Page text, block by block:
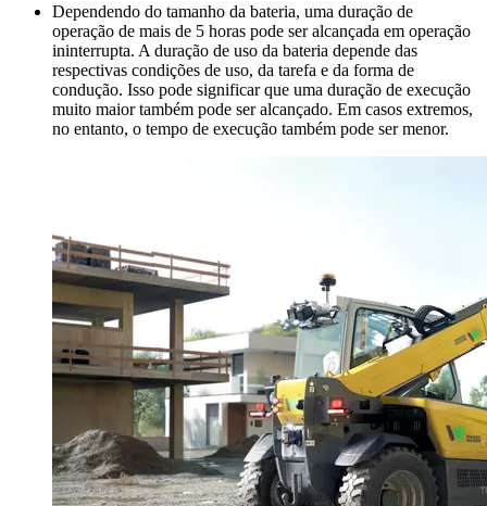
Dependendo do tamanho da bateria, uma duração de
operação de mais de 5 horas pode ser alcançada em operação
ininterrupta. A duração de uso da bateria depende das
respectivas condições de uso, da tarefa e da forma de
condução. Isso pode significar que uma duração de execução
muito maior também pode ser alcançado. Em casos extremos,
no entanto, o tempo de execução também pode ser menor.